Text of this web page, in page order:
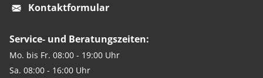
Kontaktformular
Service- und Beratungszeiten:
Mo. bis Fr. 08:00 - 19:00 Uhr
Sa. 08:00 - 16:00 Uhr